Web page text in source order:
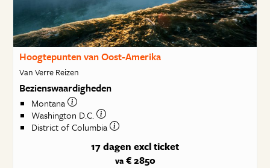
Hoogtepunten van Oost-Amerika
Van Verre Reizen
Bezienswaardigheden
Montana
Washington D.C.
District of Columbia
17 dagen excl ticket
va€ 2850